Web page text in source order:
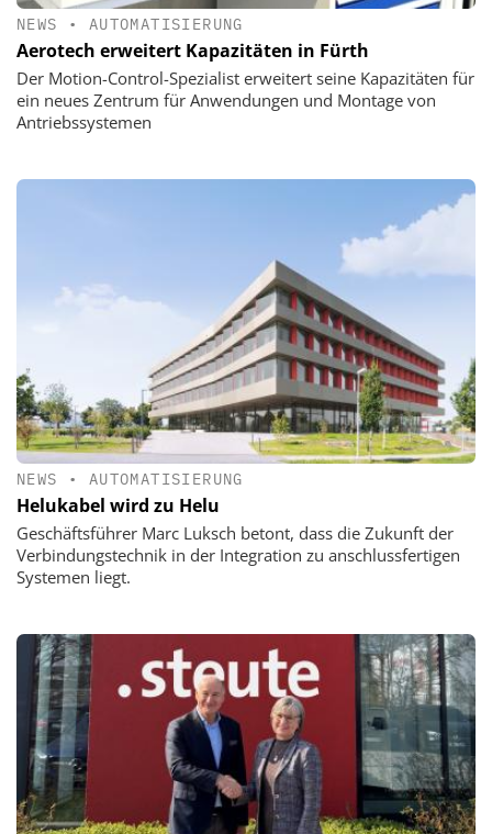
NEWS • AUTOMATISIERUNG
Aerotech erweitert Kapazitäten in Fürth
Der Motion-Control-Spezialist erweitert seine Kapazitäten für
ein neues Zentrum für Anwendungen und Montage von
Antriebssystemen
NEWS • AUTOMATISIERUNG
Helukabel wird zu Helu
Geschäftsführer Marc Luksch betont, dass die Zukunft der
Verbindungstechnik in der Integration zu anschlussfertigen
Systemen liegt.